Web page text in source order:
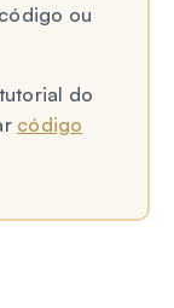
ou
do
código